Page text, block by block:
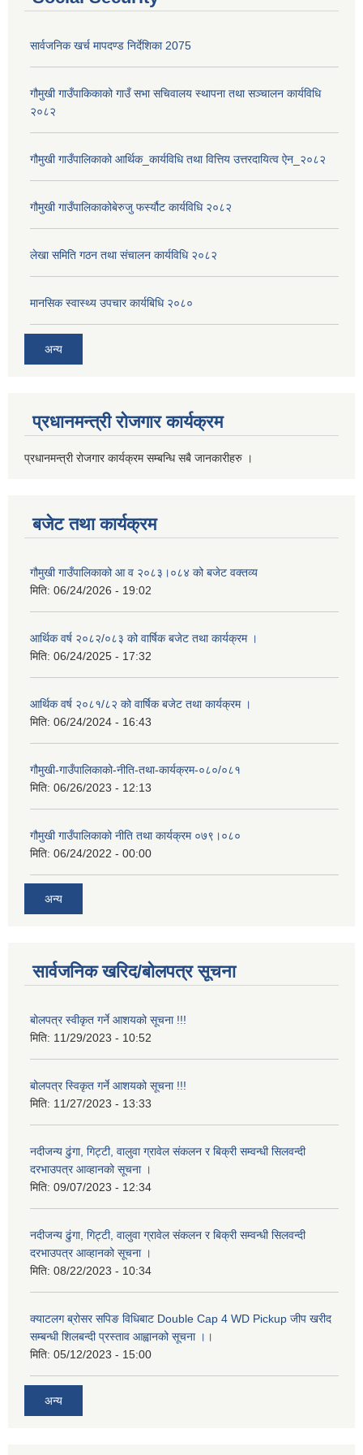
सार्वजनिक खर्च मापदण्ड निर्देशिका 2075
गौमुखी गाउँपाकिकाको गाउँ सभा सचिवालय स्थापना तथा सञ्चालन कार्यविधि
२०८२
गौमुखी गाउँपालिकाको आर्थिक_कार्यविधि तथा वित्तिय उत्तरदायित्व ऐन_२०८२
गौमुखी गाउँपालिकाकोबेरुजु फर्स्यौट कार्यविधि २०८२
लेखा समिति गठन तथा संचालन कार्यविधि २०८२
मानसिक स्वास्थ्य उपचार कार्यबिधि २०८०
अन्य
प्रधानमन्त्री रोजगार कार्यक्रम
प्रधानमन्त्री रोजगार कार्यक्रम सम्बन्धि सबै जानकारीहरु ।
बजेट तथा कार्यक्रम
गौमुखी गाउँपालिकाको आ व २०८३।०८४ को बजेट वक्तव्य
मिति: 06/24/2026 - 19:02
आर्थिक वर्ष २०८२/०८३ को वार्षिक बजेट तथा कार्यक्रम ।
मिति: 06/24/2025 - 17:32
आर्थिक वर्ष २०८१/८२ को वार्षिक बजेट तथा कार्यक्रम ।
मिति: 06/24/2024 - 16:43
गौमुखी-गाउँपालिकाको-नीति-तथा-कार्यक्रम-०८०/०८१
मिति: 06/26/2023 - 12:13
गौमुखी गाउँपालिकाको नीति तथा कार्यक्रम ०७९।०८०
मिति: 06/24/2022 - 00:00
अन्य
सार्वजनिक खरिद/बोलपत्र सूचना
बोलपत्र स्वीकृत गर्ने आशयको सूचना !!!
मिति: 11/29/2023 - 10:52
बोलपत्र स्विकृत गर्ने आशयको सूचना !!!
मिति: 11/27/2023 - 13:33
नदीजन्य ढुंगा, गिट्टी, वालुवा ग्रावेल संकलन र बिक्री सम्वन्धी सिलवन्दी
दरभाउपत्र आव्हानको सूचना ।
मिति: 09/07/2023 - 12:34
नदीजन्य ढुंगा, गिट्टी, वालुवा ग्रावेल संकलन र बिक्री सम्वन्धी सिलवन्दी
दरभाउपत्र आव्हानको सूचना ।
मिति: 08/22/2023 - 10:34
क्याटलग ब्रोसर सपिङ विधिबाट Double Cap 4 WD Pickup जीप खरीद
सम्बन्धी शिलबन्दी प्रस्ताव आह्वानको सूचना ।।
मिति: 05/12/2023 - 15:00
अन्य